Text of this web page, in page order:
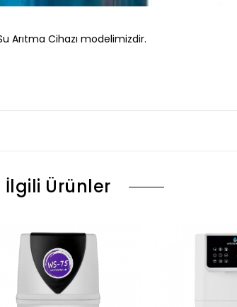
Arıtma Cihazı modelimizdir.
İlgili Ürünler